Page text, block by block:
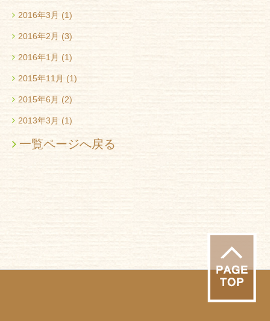
2016年3月 (1)
2016年2月 (3)
2016年1月 (1)
2015年11月 (1)
2015年6月 (2)
2013年3月 (1)
一覧ページへ戻る